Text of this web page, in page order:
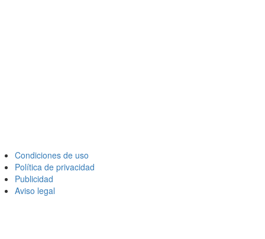
Condiciones de uso
Política de privacidad
Publicidad
Aviso legal